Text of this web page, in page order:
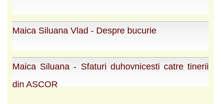
Maica Siluana Vlad - Despre bucurie
Maica Siluana - Sfaturi duhovnicesti catre tinerii
din ASCOR